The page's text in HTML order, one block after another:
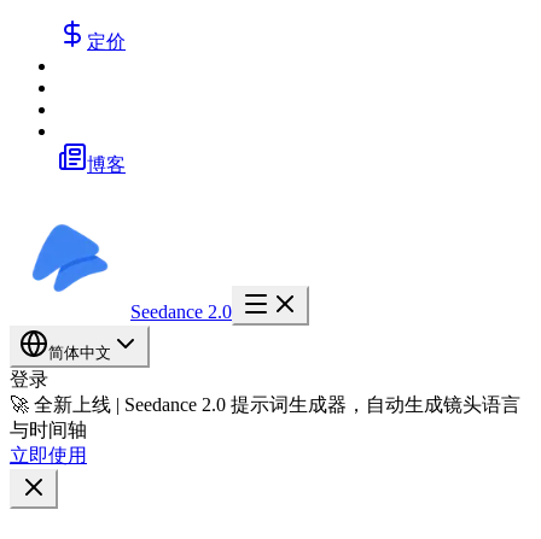
定价
博客
Seedance 2.0
简体中文
登录
🚀 全新上线 | Seedance 2.0 提示词生成器，自动生成镜头语言
与时间轴
立即使用